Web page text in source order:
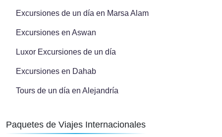
Excursiones de un día en Marsa Alam
Excursiones en Aswan
Luxor Excursiones de un día
Excursiones en Dahab
Tours de un día en Alejandría
Paquetes de Viajes Internacionales